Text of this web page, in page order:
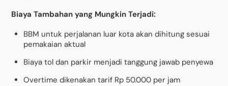
Biaya Tambahan yang Mungkin Terjadi:
BBM untuk perjalanan luar kota akan dihitung sesuai
pemakaian aktual
Biaya tol dan parkir menjadi tanggung jawab penyewa
Overtime dikenakan tarif Rp 50.000 per jam